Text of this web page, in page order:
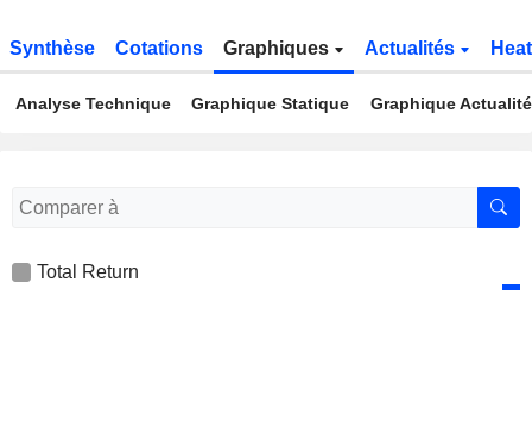
Synthèse Cotations Graphiques Actualités
Analyse Technique Graphique Statique Graphique
Total Return